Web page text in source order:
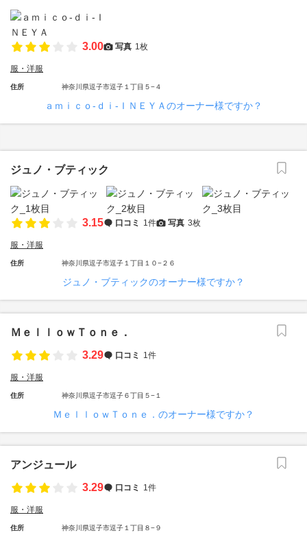
3.00 写真 1枚
服・洋服
住所 神奈川県逗子市逗子１丁目５−４
ａｍｉｃｏ‐ｄｉ‐ＩＮＥＹＡのオーナー様ですか？
ジュノ・ブティック
3.15 口コミ 1件 写真 3枚
服・洋服
住所 神奈川県逗子市逗子１丁目１０−２６
ジュノ・ブティックのオーナー様ですか？
ＭｅｌｌｏｗＴｏｎｅ．
3.29
口コミ 1件
服・洋服
住所 神奈川県逗子市逗子６丁目５−１
ＭｅｌｌｏｗＴｏｎｅ．のオーナー様ですか？
アンジュール
3.29
口コミ 1件
服・洋服
住所 神奈川県逗子市逗子１丁目８−９